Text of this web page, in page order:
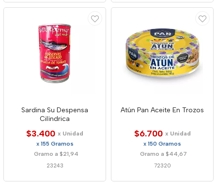
Sardina Su Despensa
Cilíndrica
$3.400 x Unidad
x 155 Gramos
Gramo a $21,94
23243
Atún Pan Aceite En Trozos
$6.700 x Unidad
x 150 Gramos
Gramo a $44,67
72320